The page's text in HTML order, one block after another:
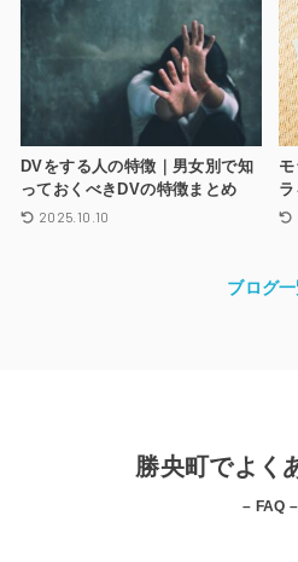
DVをする人の特徴｜男女別で知
っておくべきDVの特徴まとめ
2025.10.10
ブログ
勝央町でよく
– FAQ –